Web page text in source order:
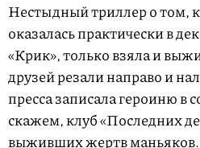
Нестыдный триллер о том,
оказалась практически в
«Крик», только взяла и
друзей резали направо и
пресса записала героиню
скажем, клуб «Последних
выживших жертв маньяков.